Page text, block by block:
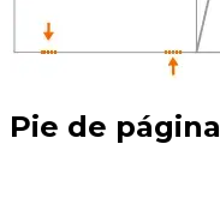
Pie de página